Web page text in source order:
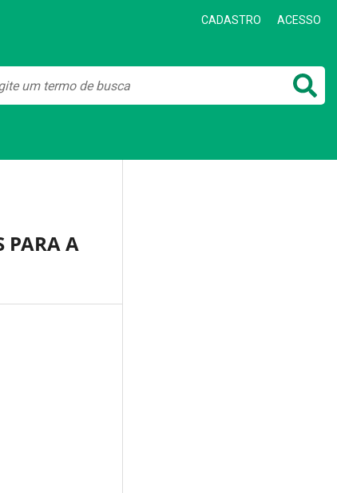
CADASTRO ACESSO
PARA A